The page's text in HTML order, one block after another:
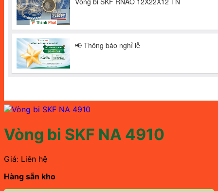
Vòng bi SKF NA 4910
Giá: Liên hệ
Hàng sẵn kho